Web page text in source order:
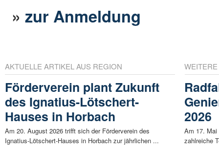
»zur Anmeldung
AKTUELLE ARTIKEL AUS REGION
Förderverein plant Zukunft
des Ignatius-Lötschert-
Hauses in Horbach
Am 20. August 2026 trifft sich der Förderverein des
Ignatius-Lötschert-Hauses in Horbach zur jährlichen ...
2026
Am 17. Mai
zahlreiche